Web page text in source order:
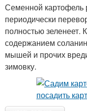
Семенной картофель
периодически
полностью
содержанием
мышей и прочих
зимовку.